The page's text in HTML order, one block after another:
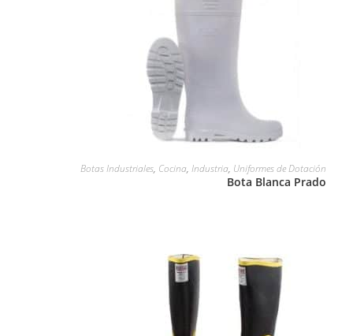
LEER MÁS
Botas Industriales, Cocina,Industria, Uniformes de Dotación
Bota Blanca Prado